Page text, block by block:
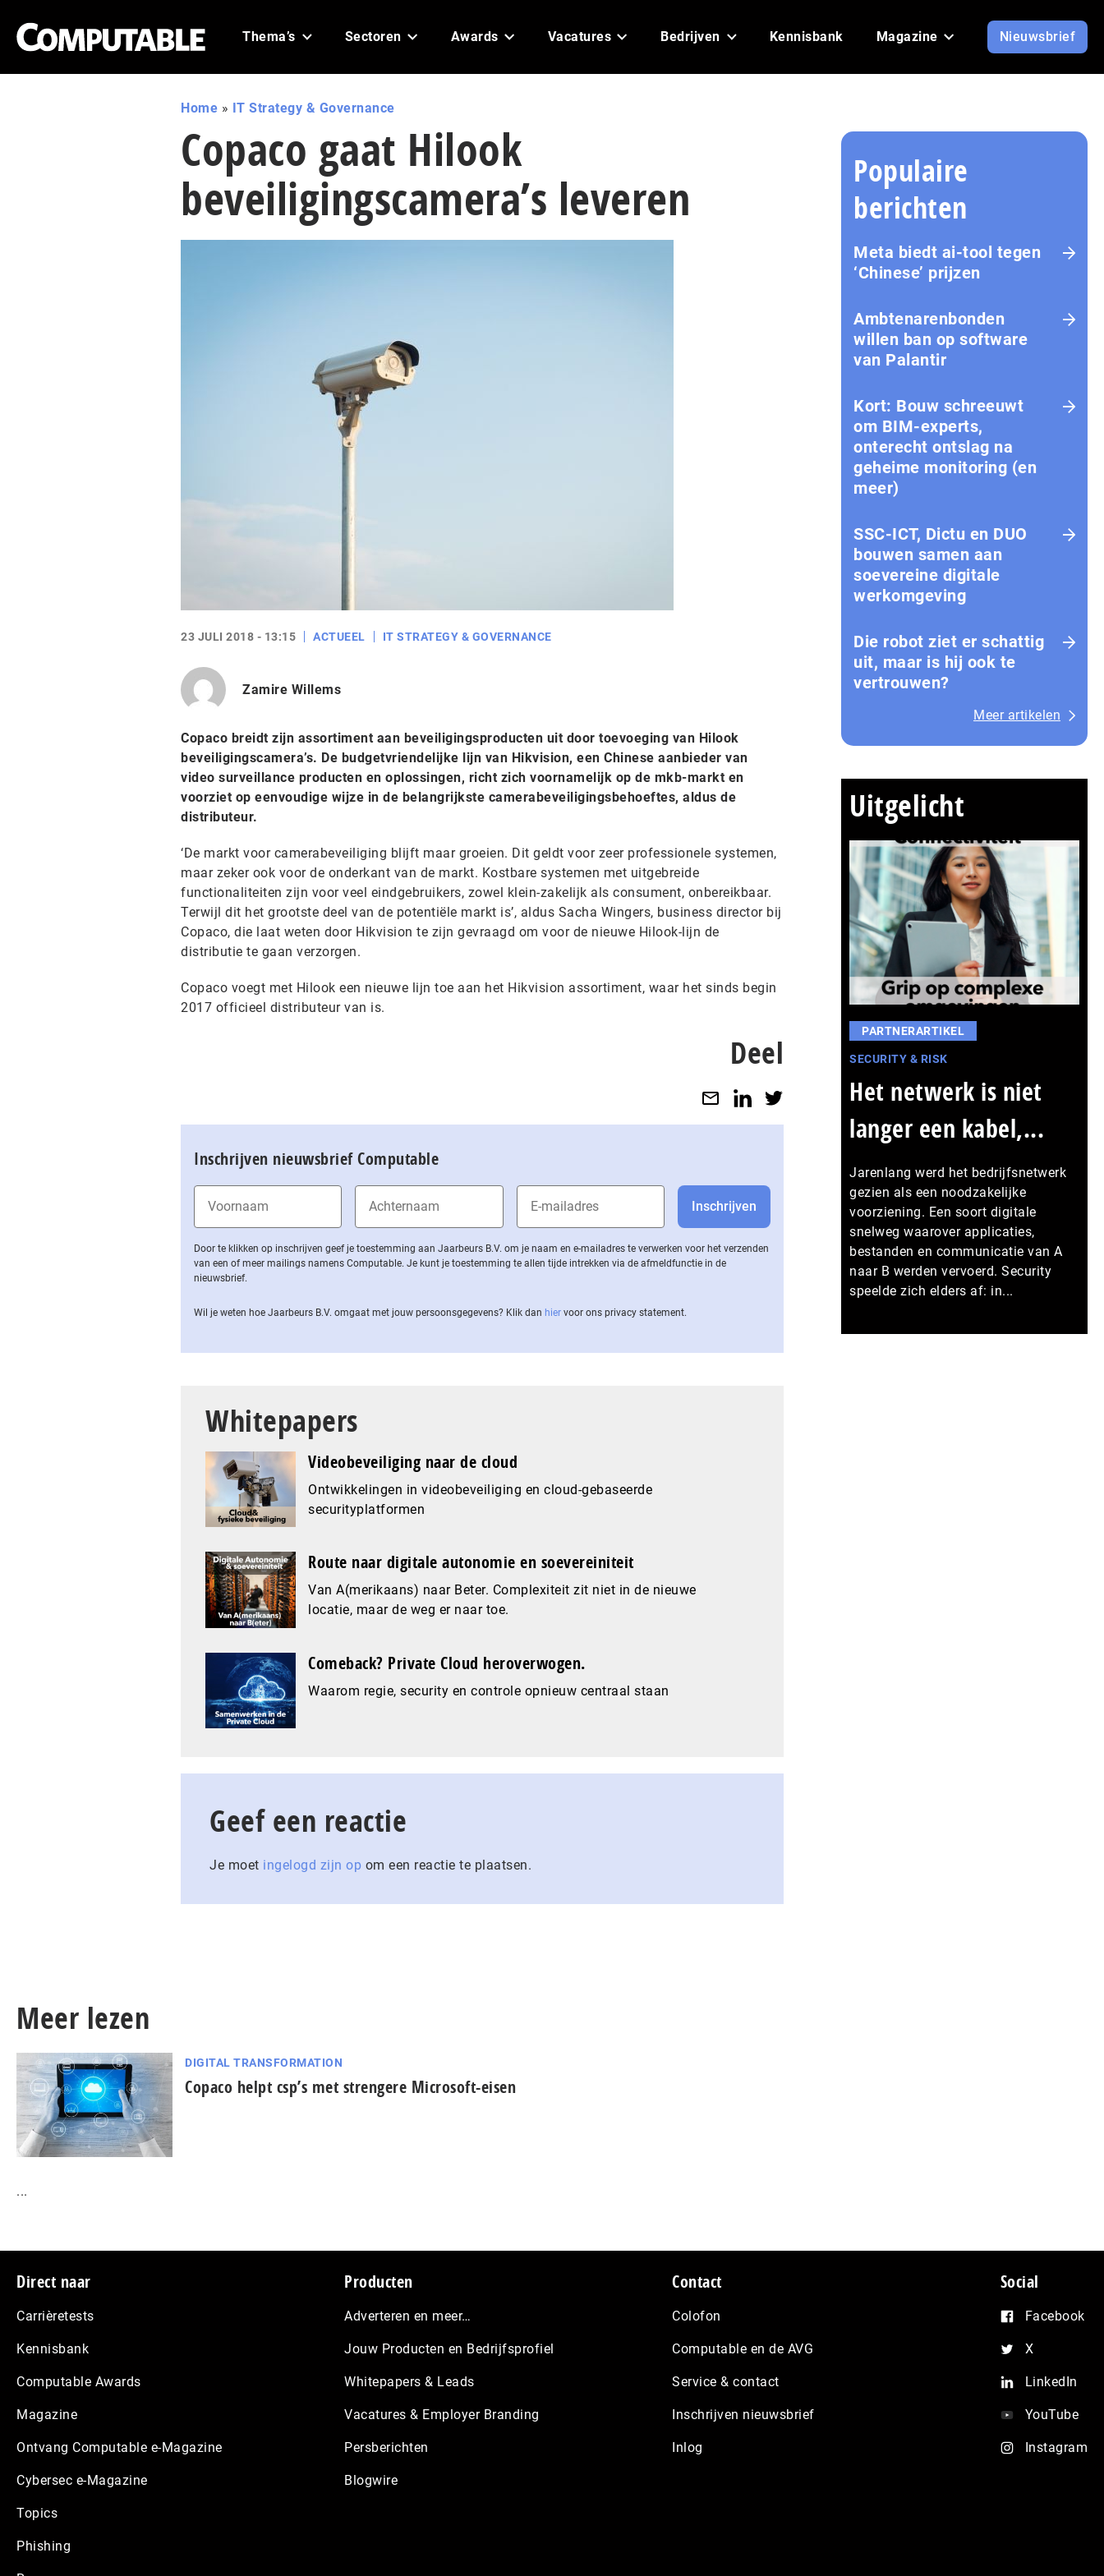
Thema’s Sectoren Awards Vacatures Bedrijven Kennisbank Magazine Nieuwsbrief
Home » IT Strategy & Governance
Copaco gaat Hilook
beveiligingscamera’s leveren
23 JULI 2018 - 13:15 ACTUEEL IT STRATEGY & GOVERNANCE
Zamire Willems
Copaco breidt zijn assortiment aan beveiligingsproducten uit door toevoeging van Hilook
beveiligingscamera’s. De budgetvriendelijke lijn van Hikvision, een Chinese aanbieder van
video surveillance producten en oplossingen, richt zich voornamelijk op de mkb-markt en
voorziet op eenvoudige wijze in de belangrijkste camerabeveiligingsbehoeftes, aldus de
distributeur.
‘De markt voor camerabeveiliging blijft maar groeien. Dit geldt voor zeer professionele systemen,
maar zeker ook voor de onderkant van de markt. Kostbare systemen met uitgebreide
functionaliteiten zijn voor veel eindgebruikers, zowel klein-zakelijk als consument, onbereikbaar.
Terwijl dit het grootste deel van de potentiële markt is’, aldus Sacha Wingers, business director bij
Copaco, die laat weten door Hikvision te zijn gevraagd om voor de nieuwe Hilook-lijn de
distributie te gaan verzorgen.
Copaco voegt met Hilook een nieuwe lijn toe aan het Hikvision assortiment, waar het sinds begin
2017 officieel distributeur van is.
Deel
Inschrijven nieuwsbrief Computable
Door te klikken op inschrijven geef je toestemming aan Jaarbeurs B.V. om je naam en e-mailadres te verwerken voor het verzenden
van een of meer mailings namens Computable. Je kunt je toestemming te allen tijde intrekken via de af­meld­func­tie in de
nieuwsbrief.
Wil je weten hoe Jaarbeurs B.V. omgaat met jouw per­soons­ge­ge­vens? Klik dan hier voor ons privacy statement.
Whitepapers
Videobeveiliging naar de cloud
Ontwikkelingen in videobeveiliging en cloud-gebaseerde
securityplatformen
Route naar digitale autonomie en soevereiniteit
Van A(merikaans) naar Beter. Complexiteit zit niet in de nieuwe
locatie, maar de weg er naar toe.
Comeback? Private Cloud heroverwogen.
Waarom regie, security en controle opnieuw centraal staan
Geef een reactie
Je moet ingelogd zijn op om een reactie te plaatsen.
Populaire
berichten
Meta biedt ai-tool tegen
‘Chinese’ prijzen
Ambtenarenbonden
willen ban op software
van Palantir
Kort: Bouw schreeuwt
om BIM-experts,
onterecht ontslag na
geheime monitoring (en
meer)
SSC-ICT, Dictu en DUO
bouwen samen aan
soevereine digitale
werkomgeving
Die robot ziet er schattig
uit, maar is hij ook te
vertrouwen?
Meer artikelen
Uitgelicht
PARTNERARTIKEL
SECURITY & RISK
Het netwerk is niet
langer een kabel,...
Jarenlang werd het bedrijfsnetwerk
gezien als een noodzakelijke
voorziening. Een soort digitale
snelweg waarover applicaties,
bestanden en communicatie van A
naar B werden vervoerd. Security
speelde zich elders af: in...
Meer lezen
DIGITAL TRANSFORMATION
Copaco helpt csp’s met strengere Microsoft-eisen
...
Footer
Direct naar
Carrièretests
Kennisbank
Computable Awards
Magazine
Ontvang Computable e-Magazine
Cybersec e-Magazine
Topics
Phishing
Producten
Adverteren en meer…
Jouw Producten en Bedrijfsprofiel
Whitepapers & Leads
Vacatures & Employer Branding
Persberichten
Blogwire
Contact
Colofon
Computable en de AVG
Service & contact
Inschrijven nieuwsbrief
Inlog
Social
Facebook
X
LinkedIn
YouTube
Instagram